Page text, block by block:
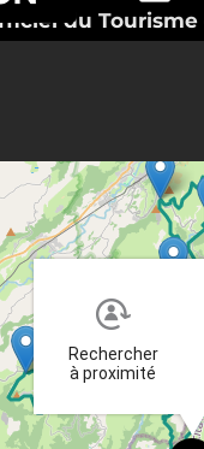
du
Rechercher
à proximité